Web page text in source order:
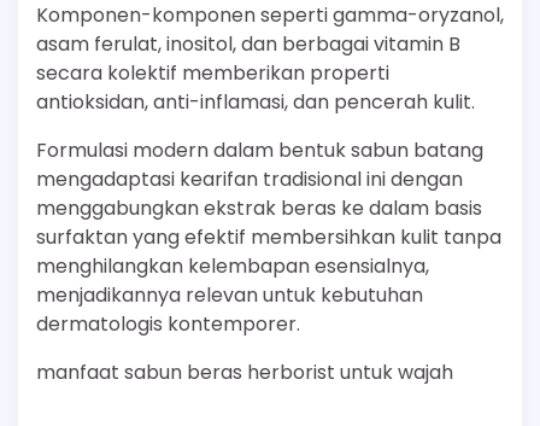
Komponen-komponen seperti gamma-oryzanol,
asam ferulat, inositol, dan berbagai vitamin B
secara kolektif memberikan properti
antioksidan, anti-inflamasi, dan pencerah kulit.
Formulasi modern dalam bentuk sabun batang
mengadaptasi kearifan tradisional ini dengan
menggabungkan ekstrak beras ke dalam basis
surfaktan yang efektif membersihkan kulit tanpa
menghilangkan kelembapan esensialnya,
menjadikannya relevan untuk kebutuhan
dermatologis kontemporer.
manfaat sabun beras herborist untuk wajah